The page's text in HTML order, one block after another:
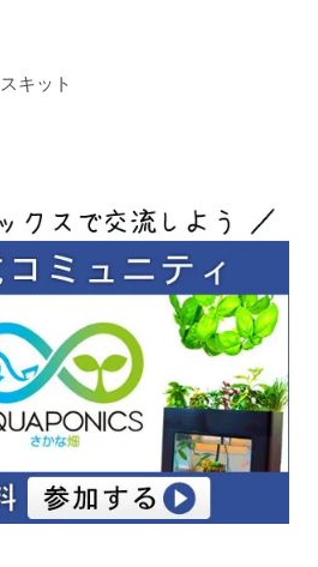
キット